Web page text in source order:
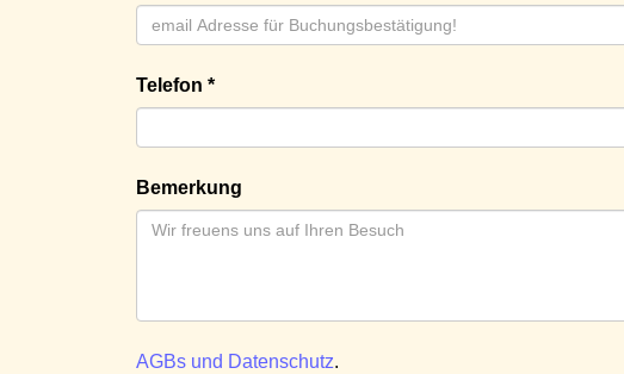
Telefon *
Bemerkung
AGBs und Datenschutz.